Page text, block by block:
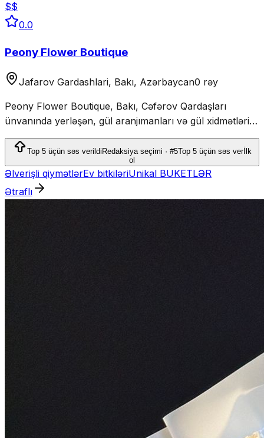
$$
0.0
Peony Flower Boutique
Jafarov Gardashlari, Bakı, Azərbaycan0 rəy
Peony Flower Boutique, Bakı, Cəfərov Qardaşları
ünvanında yerləşən, gül aranjımanları və gül xidmətləri
təklif edən floristdir.
Top 5 üçün səs verildi Redaksiya seçimi · #5Top 5 üçün səs verİlk
ol
Əlverişli qiymətlərEv bitkiləriUnikal BUKETLƏR
Ətraflı